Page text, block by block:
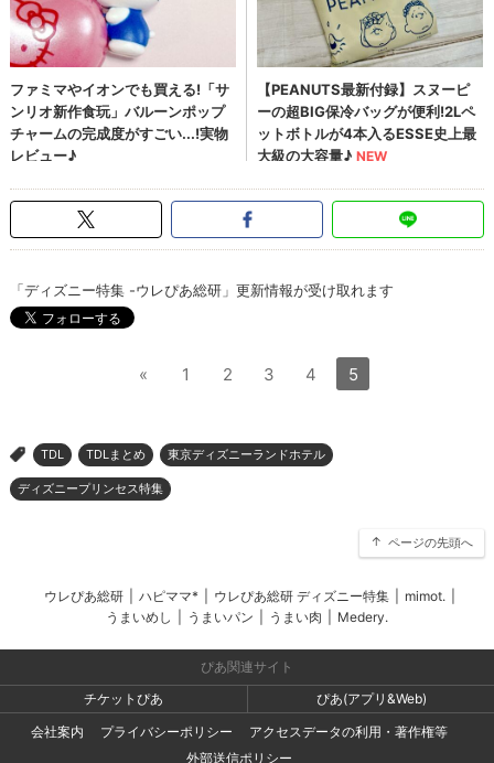
「ディズニー特集 -ウレぴあ総研」更新情報が受け取れます
« 1 2 3 4 5
> TDL TDLまとめ 東京ディズニーランドホテル
ディズニープリンセス特集
ページの先頭へ
ウレぴあ総研 ハピママ* ウレぴあ総研 ディズニー特集 mimot.
うまいめし
うまいパン うまい肉 Medery.
ぴあ関連サイト
チケットぴあ
ぴあ(アプリ&Web)
会社案内
プライバシーポリシー
アクセスデータの利用・著作権等
外部送信ポリシー